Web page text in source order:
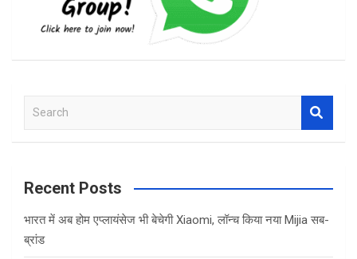
a
c
Recent Posts
भारत में अब होम एप्लायंसेज भी बेचेगी Xiaomi, लॉन्च किया नया Mijia सब-
ब्रांड